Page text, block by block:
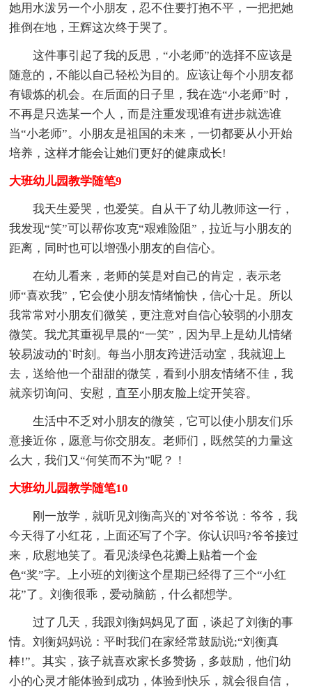
她用水泼另一个小朋友，忍不住要打抱不平，一把把她
推倒在地，王辉这次终于哭了。
这件事引起了我的反思，“小老师”的选择不应该是
随意的，不能以自己轻松为目的。应该让每个小朋友都
有锻炼的机会。在后面的日子里，我在选“小老师”时，
不再是只选某一个人，而是注重发现谁有进步就选谁
当“小老师”。小朋友是祖国的未来，一切都要从小开始
培养，这样才能会让她们更好的健康成长!
大班幼儿园教学随笔9
我天生爱哭，也爱笑。自从干了幼儿教师这一行，
我发现“笑”可以帮你攻克“艰难险阻”，拉近与小朋友的
距离，同时也可以增强小朋友的自信心。
在幼儿看来，老师的笑是对自己的肯定，表示老
师“喜欢我”，它会使小朋友情绪愉快，信心十足。所以
我常常对小朋友们微笑，更注意对自信心较弱的小朋友
微笑。我尤其重视早晨的“一笑”，因为早上是幼儿情绪
较易波动的`时刻。每当小朋友跨进活动室，我就迎上
去，送给他一个甜甜的微笑，看到小朋友情绪不佳，我
就亲切询问、安慰，直至小朋友脸上绽开笑容。
生活中不乏对小朋友的微笑，它可以使小朋友们乐
意接近你，愿意与你交朋友。老师们，既然笑的力量这
么大，我们又“何笑而不为”呢？！
大班幼儿园教学随笔10
刚一放学，就听见刘衡高兴的`对爷爷说：爷爷，我
今天得了小红花，上面还写了个字。你认识吗?爷爷接过
来，欣慰地笑了。看见淡绿色花瓣上贴着一个金
色“奖”字。上小班的刘衡这个星期已经得了三个“小红
花”了。刘衡很乖，爱动脑筋，什么都想学。
过了几天，我跟刘衡妈妈见了面，谈起了刘衡的事
情。刘衡妈妈说：平时我们在家经常鼓励说;“刘衡真
棒!”。其实，孩子就喜欢家长多赞扬，多鼓励，他们幼
小的心灵才能体验到成功，体验到快乐，就会很自信，